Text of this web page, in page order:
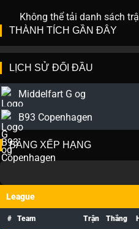
Không thể tải danh sách
THÀNH TÍCH GẦN ĐÂY
LỊCH SỬ ĐỐI ĐẦU
Middelfart G og
B93 Copenhagen
BẢNG XẾP HẠNG
League
# Team Trận Thắng